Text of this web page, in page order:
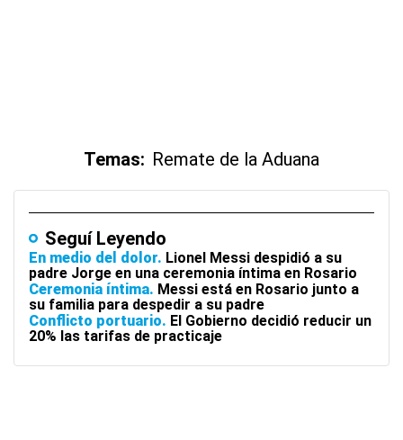
Temas: Remate de la Aduana
Seguí Leyendo
En medio del dolor Lionel Messi despidió a su
padre Jorge en una ceremonia íntima en Rosario
Ceremonia íntima Messi está en Rosario junto a
su familia para despedir a su padre
Conflicto portuario El Gobierno decidió reducir un
20% las tarifas de practicaje